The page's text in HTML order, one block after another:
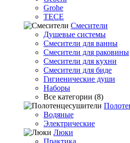
Grohe
TECE
Смесители
Душевые системы
Смесители для ванны
Смесители для раковины
Смесители для кухни
Смесители для биде
Гигиенические души
Наборы
Все категории (8)
Водяные
Электрические
Люки
Практика